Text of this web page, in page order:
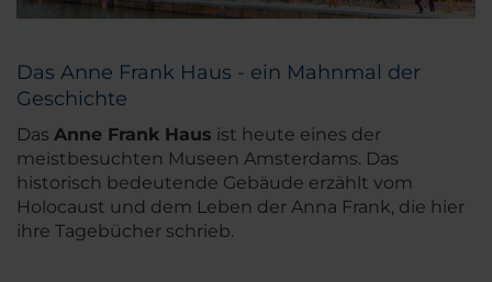
Das Anne Frank Haus - ein Mahnmal der
Geschichte
Das Anne Frank Haus ist heute eines der
meistbesuchten Museen Amsterdams. Das
historisch bedeutende Gebäude erzählt vom
Holocaust und dem Leben der Anna Frank, die hier
ihre Tagebücher schrieb.